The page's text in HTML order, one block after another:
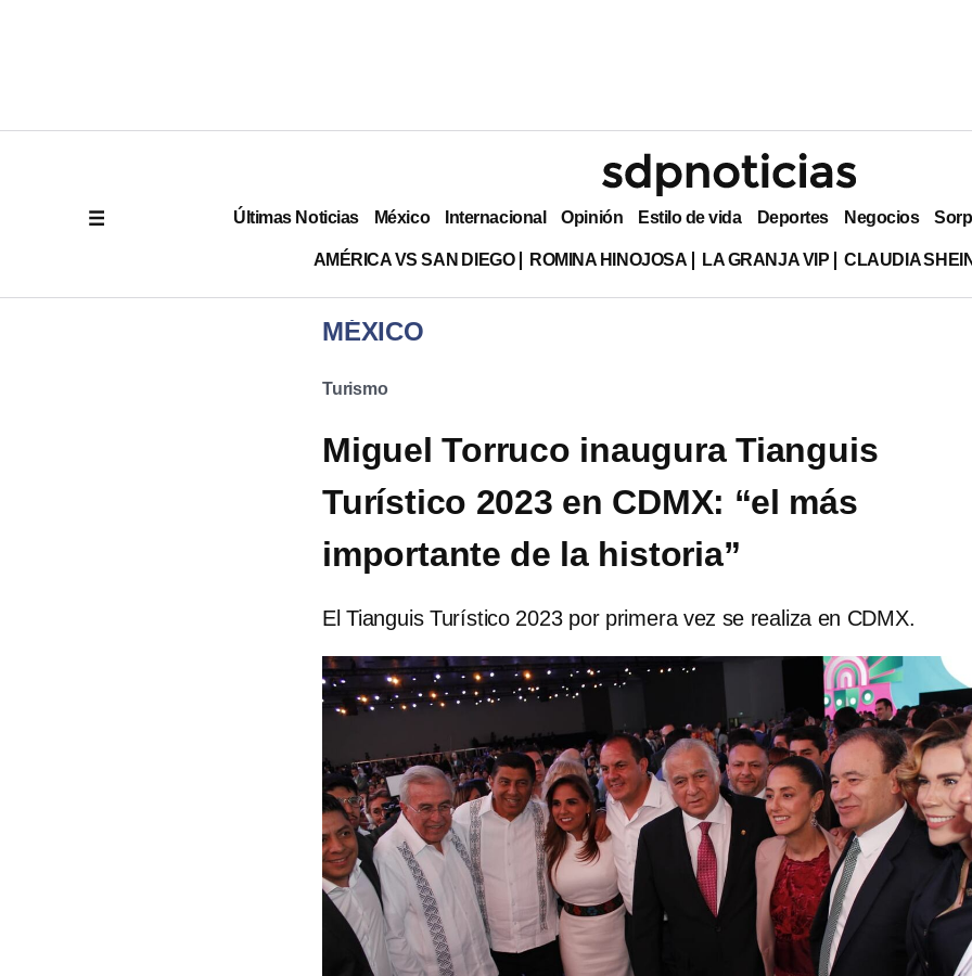
Últimas Noticias México Internacional Opinión Estilo de vida Deportes Negocios
AMÉRICA VS SAN DIEGO ROMINA HINOJOSA LA GRANJA VIP CLAUDIA
MÉXICO
Turismo
Miguel Torruco inaugura Tianguis
Turístico 2023 en CDMX: “el más
importante de la historia”
El Tianguis Turístico 2023 por primera vez se realiza en CDMX.